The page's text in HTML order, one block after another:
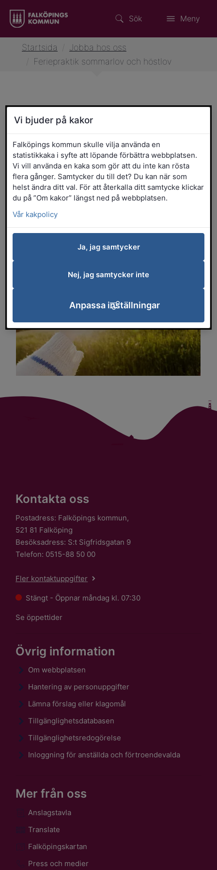
Sök Meny
Startsida
Jobba hos oss
Feriepraktik sommarlov och höstlov
Feriepraktik sommarlov och
höstlov
Feriepraktik under
sommarlovet
Höstpraktik inom vård och
omsorg - upptäck arbetslivet!
Kontakta oss
Postadress: Falköpings kommun,
521 81 Falköping
Besöksadress: S:t Sigfridsgatan 9
Telefon: 0515-88 50 00
Fler kontaktuppgifter
Stängt - Öppnar måndag kl. 07:30
Se öppettider
Övrig information
Om webbplatsen
Hantering av personuppgifter
Lämna förslag eller klagomål
Tillgänglighetsdatabasen
Tillgänglighetsredogörelse
Inloggning för anställda och förtroendevalda
Mer från oss
Anslagstavla
Translate
Falköpingskartan
Press och medier
Vi bjuder på kakor
Falköpings kommun skulle vilja använda en
statistikkaka i syfte att löpande förbättra webbplatsen.
Vi vill använda en kaka som gör att du inte kan rösta
flera gånger. Samtycker du till det? Du kan när som
helst ändra ditt val. För att återkalla ditt samtycke klickar
du på ”Om kakor” längst ned på webbplatsen.
Vår kakpolicy
Ja, jag samtycker
Nej, jag samtycker inte
Anpassa inställningar